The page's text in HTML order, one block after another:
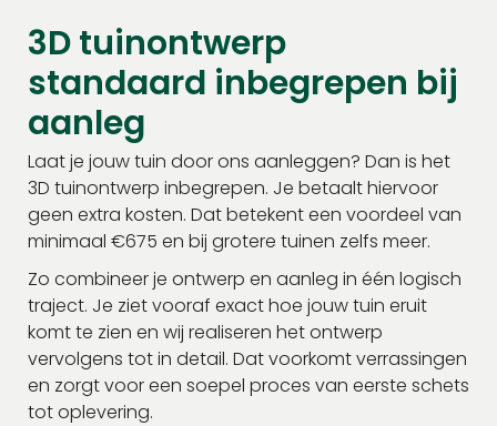
3D tuinontwerp
standaard inbegrepen bij
aanleg
Laat je jouw tuin door ons aanleggen? Dan is het
3D tuinontwerp inbegrepen. Je betaalt hiervoor
geen extra kosten. Dat betekent een voordeel van
minimaal €675 en bij grotere tuinen zelfs meer.
Zo combineer je ontwerp en aanleg in één logisch
traject. Je ziet vooraf exact hoe jouw tuin eruit
komt te zien en wij realiseren het ontwerp
vervolgens tot in detail. Dat voorkomt verrassingen
en zorgt voor een soepel proces van eerste schets
tot oplevering.